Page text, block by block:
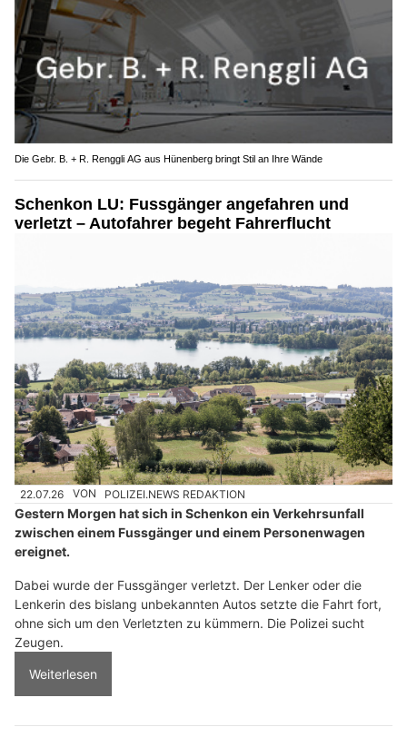
Die Gebr. B. + R. Renggli AG aus Hünenberg bringt Stil an Ihre Wände
Schenkon LU: Fussgänger angefahren und
verletzt – Autofahrer begeht Fahrerflucht
22.07.26 VON POLIZEI.NEWS REDAKTION
Gestern Morgen hat sich in Schenkon ein Verkehrsunfall
zwischen einem Fussgänger und einem Personenwagen
ereignet.
Dabei wurde der Fussgänger verletzt. Der Lenker oder die
Lenkerin des bislang unbekannten Autos setzte die Fahrt fort,
ohne sich um den Verletzten zu kümmern. Die Polizei sucht
Zeugen.
Weiterlesen